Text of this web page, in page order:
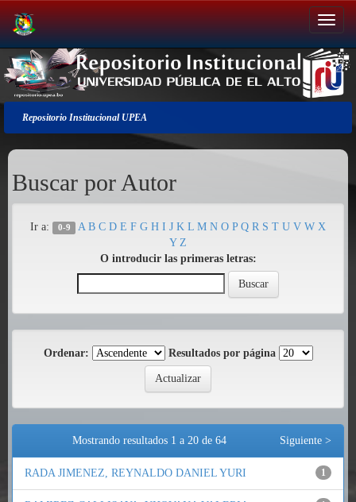
Salir
de
la
navegación
Repositorio Institucional UPEA
Buscar por Autor
Ir a: 0-9 A B C D E F G H I J K L M N O P Q R S T U V W X
Y Z
O introducir las primeras letras:
Ordenar: Resultados por página
Mostrando resultados 1 a 20 de 64 Siguiente >
RADA JIMENEZ, REYNALDO DANIEL YURI 1